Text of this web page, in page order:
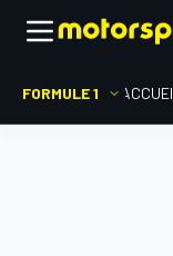
FORMULE 1